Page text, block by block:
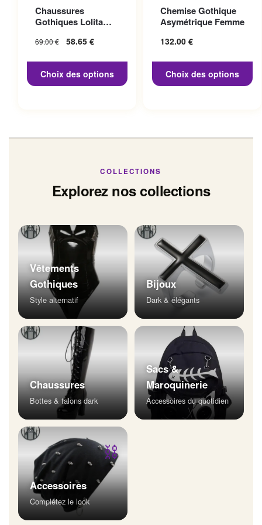
Chaussures
Gothiques Lolita
69.00€
Le prix initial
58.65 €
58.65 €.
Choix des options
variations. Les options
peuvent être choisies sur la
page du produit
Chemise Gothique
Asymétrique Femme
132.00 €
Choix des options
variations. Les options
peuvent être choisies sur la
page du produit
COLLECTIONS
Explorez nos collections
Vêtements
Gothiques
Style alternatif
Bijoux
Dark & élégants
Chaussures
Bottes & talons dark
Sacs &
Maroquinerie
Accessoires du quotidien
⛓
Accessoires
Complétez le look